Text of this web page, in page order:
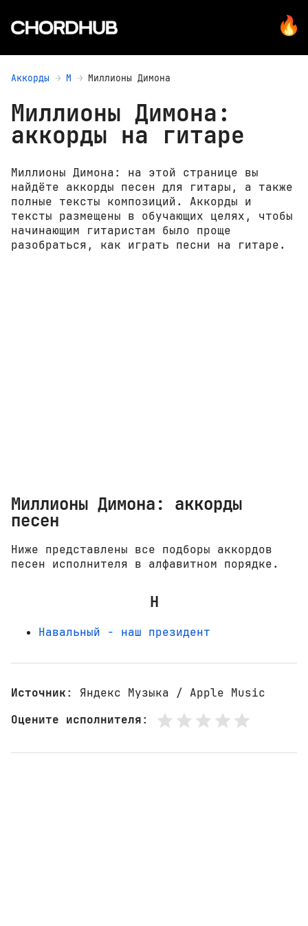
Аккорды М Миллионы Димона
Миллионы Димона:
аккорды на гитаре
Миллионы Димона: на этой странице вы
найдёте аккорды песен для гитары, а также
полные тексты композиций. Аккорды и
тексты размещены в обучающих целях, чтобы
начинающим гитаристам было проще
разобраться, как играть песни на гитаре.
Миллионы Димона: аккорды
песен
Ниже представлены все подборы аккордов
песен исполнителя в алфавитном порядке.
Н
Навальный - наш президент
Источник: Яндекс Музыка / Apple Music
Оцените исполнителя: